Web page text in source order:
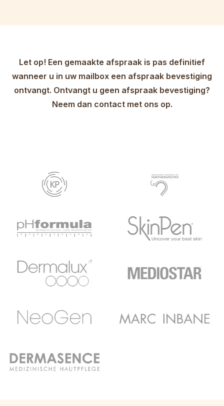
Let op! Een gemaakte afspraak is pas definitief
wanneer u in uw mailbox een afspraak bevestiging
ontvangt. Ontvangt u geen afspraak bevestiging?
Neem dan contact met ons op.